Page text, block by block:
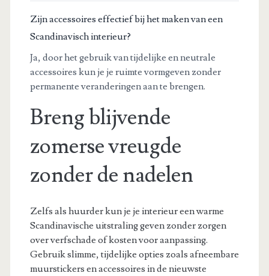
Zijn accessoires effectief bij het maken van een
Scandinavisch interieur?
Ja, door het gebruik van tijdelijke en neutrale
accessoires kun je je ruimte vormgeven zonder
permanente veranderingen aan te brengen.
Breng blijvende
zomerse vreugde
zonder de nadelen
Zelfs als huurder kun je je interieur een warme
Scandinavische uitstraling geven zonder zorgen
over verfschade of kosten voor aanpassing.
Gebruik slimme, tijdelijke opties zoals afneembare
muurstickers en accessoires in de nieuwste